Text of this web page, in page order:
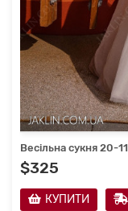
Весільна сукня 20-11
$325
КУПИТИ